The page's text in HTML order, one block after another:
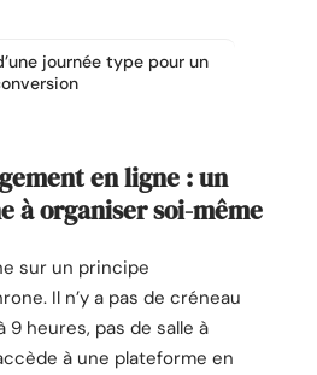
journée type pour un
en ligne : un
à organiser soi-même
sur un principe
Il n’y a pas de créneau
9 heures, pas de salle à
à une plateforme en